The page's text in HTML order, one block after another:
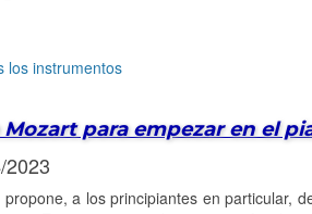
los instrumentos
para empezar en el
2023
a los principiantes en particular,